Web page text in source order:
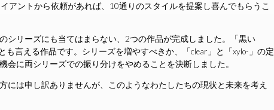
アントから依頼があれば、10通りのスタイルを提案し喜んでもらうこ
シリーズにも当てはまらない、2つの作品が完成しました。「黒い
も言える作品です。シリーズを増やすべきか、「clear」と「xylo-」の定
会に両シリーズでの振り分けをやめることを決断しました。
には申し訳ありませんが、このようなわたしたちの現状と未来を考え